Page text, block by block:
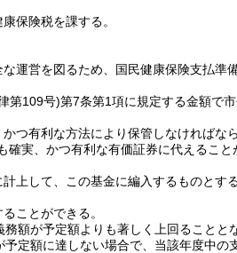
保険税を課する。
運営を図るため、国民健康保険支払準
第109号)第7条第1項に規定する金額で市
つ有利な方法により保管しなければなら
実、かつ有利な有価証券に代えること
上して、この基金に編入するものとする
ことができる。
額が予定額よりも著しく上回ることと
定額に達しない場合で、当該年度中の